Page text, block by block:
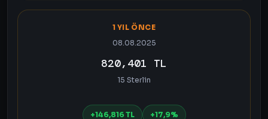
1 YIL ÖNCE
08.08.2025
820,401 TL
15 Sterlin
+146,816 TL +17,9%